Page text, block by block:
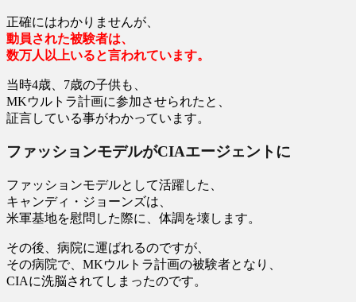
正確にはわかりませんが、
動員された被験者は、
数万人以上いると言われています。
当時4歳、7歳の子供も、
MKウルトラ計画に参加させられたと、
証言している事がわかっています。
ファッションモデルがCIAエージェントに
ファッションモデルとして活躍した、
キャンディ・ジョーンズは、
米軍基地を慰問した際に、体調を壊します。
その後、病院に運ばれるのですが、
その病院で、MKウルトラ計画の被験者となり、
CIAに洗脳されてしまったのです。